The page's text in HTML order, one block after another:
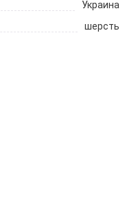
Украина
шерсть